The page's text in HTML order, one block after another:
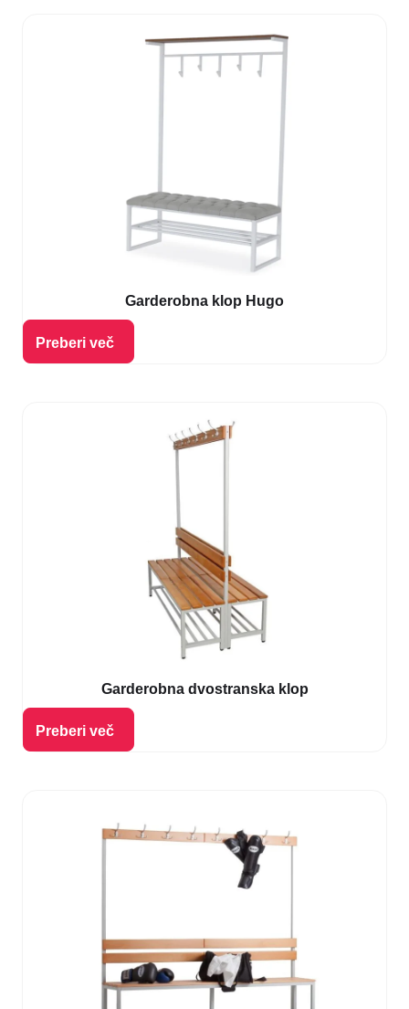
Garderobna klop Hugo
Preberi več
Izberi možnosti
Garderobna dvostranska klop
Preberi več
Izberi možnosti